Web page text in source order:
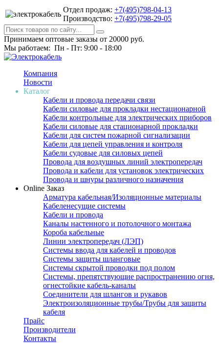
Отдел продаж: +7(495)798-04-13
Производство: +7(495)798-29-05
Принимаем оптовые заказы от 20000 руб.
Мы работаем: Пн - Пт: 9:00 - 18:00
Компания
Новости
Каталог
Кабели и провода передачи связи
Кабели силовые для прокладки нестационарной
Кабели контрольные для электрических приборов
Кабели силовые для стационарной прокладки
Кабели для систем пожарной сигнализации
Кабели для цепей управления и контроля
Кабели судовые для силовых цепей
Провода для воздушных линий электропередач
Провода и кабели для установок электрических
Провода и шнуры различного назначения
Online Заказ
Арматура кабельная/Изоляционные материалы
Кабеленесущие системы
Кабели и провода
Каналы настенного и потолочного монтажа
Короба кабельные
Линии электропередач (ЛЭП)
Системы ввода для кабелей и проводов
Системы защиты шланговые
Системы скрытой проводки под полом
Системы, препятствующие распространению огня,
огнестойкие кабель-каналы
Соединители для шлангов и рукавов
Электроизоляционные трубы/Трубы для защиты
кабеля
Прайс
Производители
Контакты